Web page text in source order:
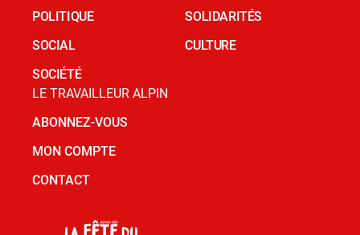
POLITIQUE
SOCIAL
SOCIÉTÉ
SOLIDARITÉS
CULTURE
LE TRAVAILLEUR ALPIN
ABONNEZ-VOUS
MON COMPTE
CONTACT